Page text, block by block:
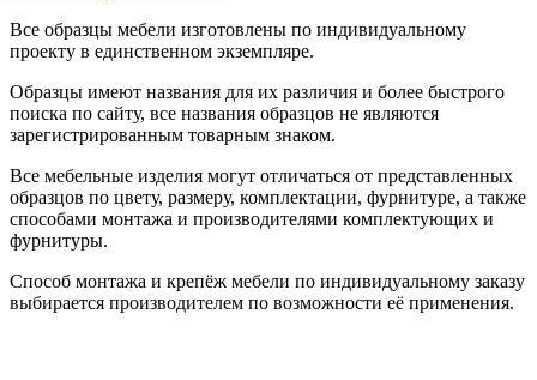
Все образцы мебели изготовлены по индивидуальному
проекту в единственном экземпляре.
Образцы имеют названия для их различия и более быстрого
поиска по сайту, все названия образцов не являются
зарегистрированным товарным знаком.
Все мебельные изделия могут отличаться от представленных
образцов по цвету, размеру, комплектации, фурнитуре, а также
способами монтажа и производителями комплектующих и
фурнитуры.
Способ монтажа и крепёж мебели по индивидуальному заказу
выбирается производителем по возможности её применения.